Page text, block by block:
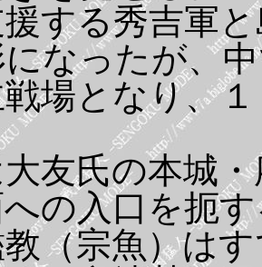
する秀吉軍
なったが、
場となり、
友氏の本城
の入口を扼
（宗魚）は